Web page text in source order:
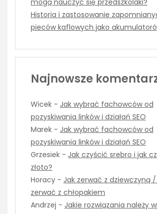
mogą nauczyć się przedszkolaki?
Historia i zastosowanie
pieców kaflowych jako
Najnowsze
Wicek - Jak wybrać fachowców od
pozyskiwania linków i działań SEO
Marek - Jak wybrać fachowców od
pozyskiwania linków i działań SEO
Grzesiek - Jak czyścić srebro i jak
złoto?
Horacy - Jak zerwać z dziewczyną
zerwać z chłopakiem
Andrzej - Jakie rozwiązania należy